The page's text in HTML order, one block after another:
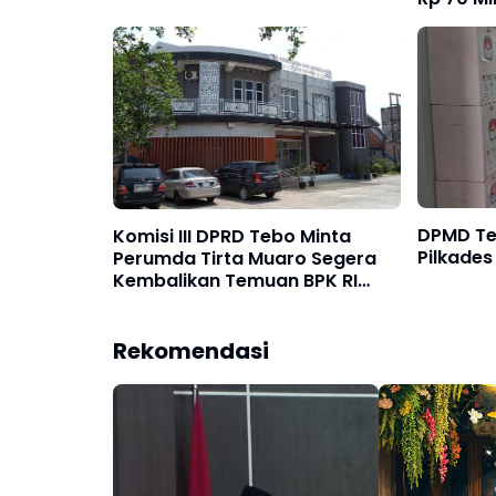
Komisi III DPRD Tebo Minta
Perumda Tirta Muaro Segera
Kembalikan Temuan BPK RI
DPMD
Rekomendasi